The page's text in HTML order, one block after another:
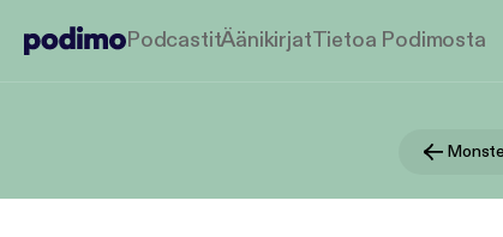
PodcastitÄänikirjatTietoa Podimosta